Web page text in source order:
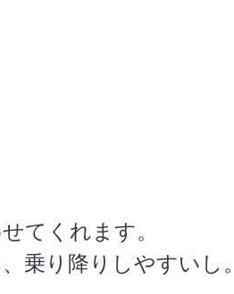
てくれます。
乗り降りしやすいし。